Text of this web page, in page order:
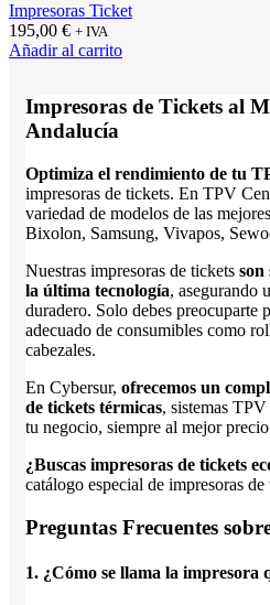
Impresoras Ticket
195,00 € + IVA
Añadir al carrito
Impresoras de Tickets al
Andalucía
Optimiza el rendimiento de tu
impresoras de tickets. En TPV
variedad de modelos de las
Bixolon, Samsung, Vivapos,
Nuestras impresoras de tickets son
la última tecnología, asegurando
duradero. Solo debes preocuparte
adecuado de consumibles como
cabezales.
En Cybersur, ofrecemos un
de tickets térmicas, sistemas
tu negocio, siempre al mejor
¿Buscas impresoras de tickets
catálogo especial de impresoras
Preguntas Frecuentes
1. ¿Cómo se llama la impresora